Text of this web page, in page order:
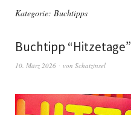
Kategorie: Buchtipps
Buchtipp “Hitzetage”
10. März 2026 von Schatzinsel